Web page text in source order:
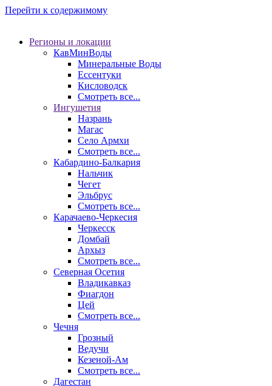
Перейти к содержимому
Регионы и локации
КавМинВоды
Минеральные Воды
Ессентуки
Кисловодск
Смотреть все...
Ингушетия
Назрань
Магас
Село Армхи
Смотреть все...
Кабардино-Балкария
Нальчик
Чегет
Эльбрус
Смотреть все...
Карачаево-Черкесия
Черкесск
Домбай
Архыз
Смотреть все...
Северная Осетия
Владикавказ
Фиагдон
Цей
Смотреть все...
Чечня
Грозный
Ведучи
Кезеной-Ам
Смотреть все...
Дагестан